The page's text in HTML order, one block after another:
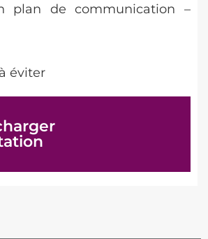
plan de communication –
éviter